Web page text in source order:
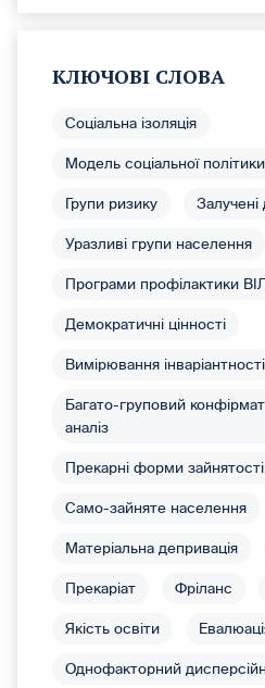
КЛЮЧОВІ СЛОВА
Соціальна ізоляція
Модель соціальної
Групи ризику Залучені
Уразливі групи населення
Програми профілактики ВІЛ
Демократичні цінності
Вимірювання інваріантності
Багато-груповий
аналіз
Прекарні форми зайнятості
Само-зайняте населення
Матеріальна депривація
Прекаріат Фріланс
Якість освіти
Однофакторний